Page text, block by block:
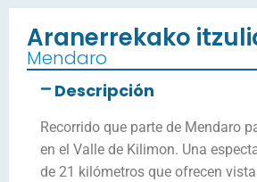
Aranerrekako
Mendaro
Descripción
Recorrido que parte de Mendaro
en el Valle de Kilimon. Una
de 21 kilómetros que ofrecen